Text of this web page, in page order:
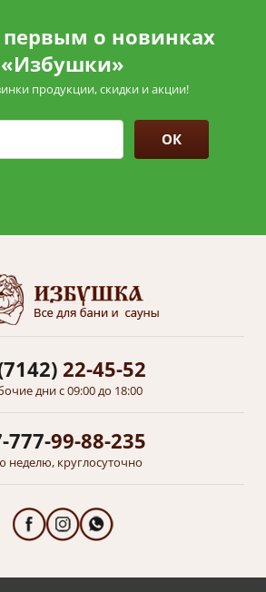
первым о новинках
«Избушки»
продукции, скидки и акции!
ОК
22-45-52
дни с 09:00 до 18:00
777-99-88-235
неделю, круглосуточно